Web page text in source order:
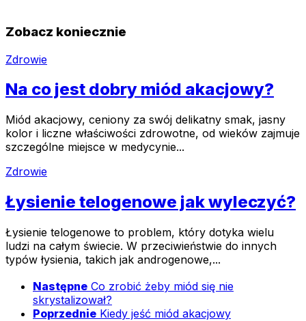
Zobacz koniecznie
Zdrowie
Na co jest dobry miód akacjowy?
Miód akacjowy, ceniony za swój delikatny smak, jasny
kolor i liczne właściwości zdrowotne, od wieków zajmuje
szczególne miejsce w medycynie...
Zdrowie
Łysienie telogenowe jak wyleczyć?
Łysienie telogenowe to problem, który dotyka wielu
ludzi na całym świecie. W przeciwieństwie do innych
typów łysienia, takich jak androgenowe,...
Następne Co zrobić żeby miód się nie
skrystalizował?
Poprzednie Kiedy jeść miód akacjowy